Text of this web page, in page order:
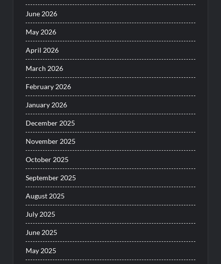
June 2026
May 2026
April 2026
March 2026
February 2026
January 2026
December 2025
November 2025
October 2025
September 2025
August 2025
July 2025
June 2025
May 2025